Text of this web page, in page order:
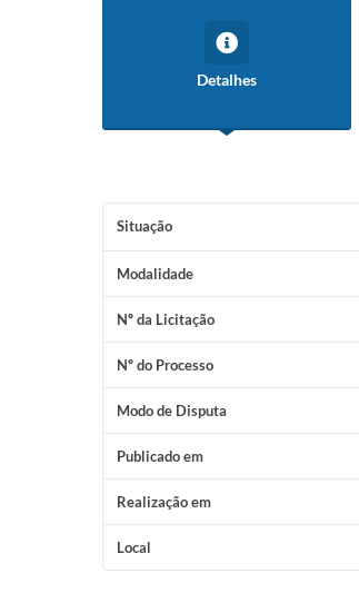
Detalhes
Situação
Modalidade
Nº da Licitação
Nº do Processo
Modo de Disputa
Publicado em
Realização em
Local